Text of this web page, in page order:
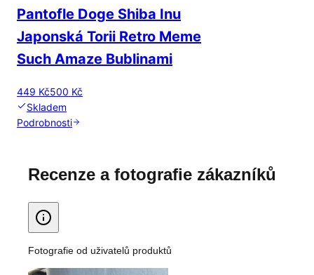
Pantofle Doge Shiba Inu
Japonská Torii Retro Meme
Such Amaze Bublinami
449 Kč500 Kč
Skladem
Podrobnosti
Recenze a fotografie zákazníků
Fotografie od uživatelů produktů